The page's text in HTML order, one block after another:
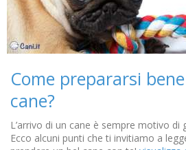
Come prepararsi
cane?
L’arrivo di un cane è sempre motivo di
Ecco alcuni punti che ti invitiamo a